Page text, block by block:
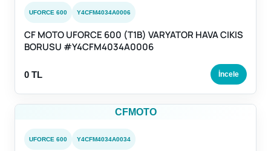
UFORCE 600 Y4CFM4034A0006
CF MOTO UFORCE 600 (T1B) VARYATOR HAVA CIKIS
BORUSU #Y4CFM4034A0006
0 TL İncele
CFMOTO
UFORCE 600 Y4CFM4034A0034